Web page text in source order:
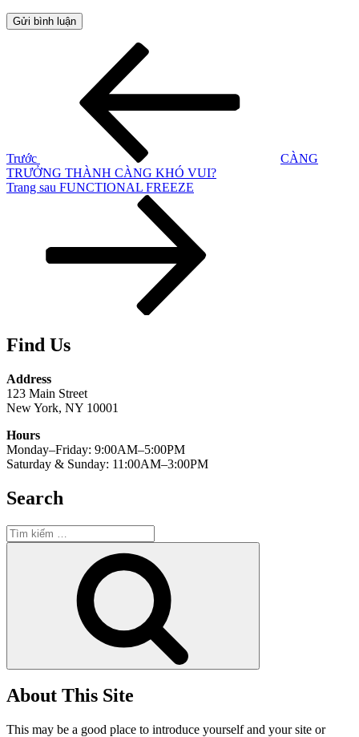
Trước
CÀNG
TRƯỞNG THÀNH CÀNG KHÓ VUI?
Bài
Trang sau FUNCTIONAL FREEZE
Find Us
Address
123 Main Street
New York, NY 10001
Hours
Monday–Friday: 9:00AM–5:00PM
Saturday & Sunday: 11:00AM–3:00PM
Search
Tìm
kiếm:
About This Site
This may be a good place to introduce yourself and your site or